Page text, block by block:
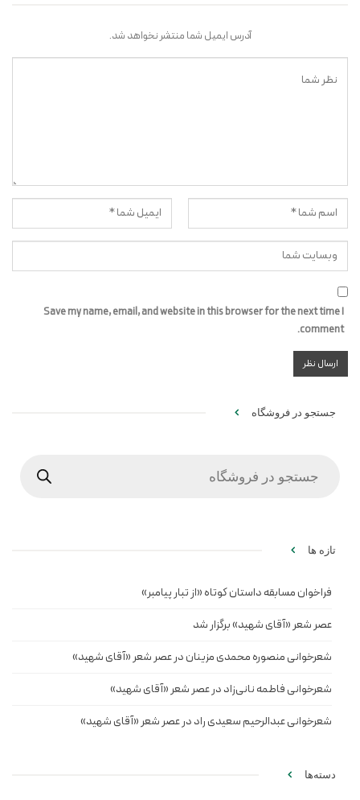
آدرس ایمیل شما منتشر نخواهد شد.
Save my name, email, and website in this browser for the next time I
comment.
جستجو در فروشگاه
تازه ها
فراخوان مسابقه داستان کوتاه «از تبار پیامبر»
عصر شعر «آقای شهید» برگزار شد
شعرخوانی منصوره محمدی مزینان در عصر شعر «آقای شهید»
شعرخوانی فاطمه نانی‌زاد در عصر شعر «آقای شهید»
شعرخوانی عبدالرحیم سعیدی راد در عصر شعر «آقای شهید»
دسته‌ها